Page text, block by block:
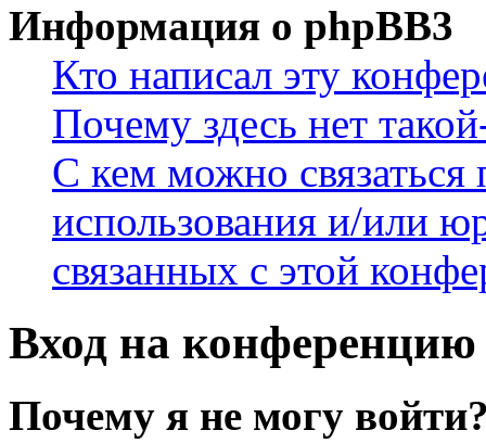
Информация о phpBB3
Кто написал эту
Почему здесь нет
С кем можно связаться
использования и/или
связанных с этой
Вход на конференцию
Почему я не могу